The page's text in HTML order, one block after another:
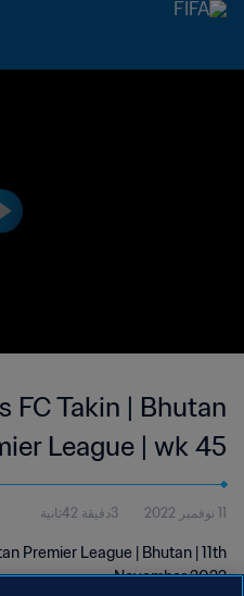
FC Takin | Bhutan
League | wk 45
11 نوفمبر 2022 3دقيقة 42ثانية
Premier League | Bhutan | 11th
November 2022